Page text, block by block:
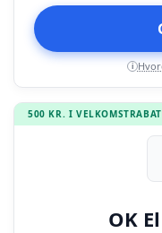
i
500 KR. I VELKOMSTRABAT
OK